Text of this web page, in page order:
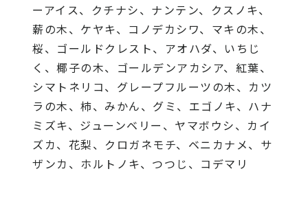
ーアイス、クチナシ、ナンテン、クスノキ、
薪の木、ケヤキ、コノデカシワ、マキの木、
桜、ゴールドクレスト、アオハダ、いちじ
く、椰子の木、ゴールデンアカシア、紅葉、
シマトネリコ、グレープフルーツの木、カツ
ラの木、柿、みかん、グミ、エゴノキ、ハナ
ミズキ、ジューンベリー、ヤマボウシ、カイ
ズカ、花梨、クロガネモチ、ベニカナメ、サ
ザンカ、ホルトノキ、つつじ、コデマリ